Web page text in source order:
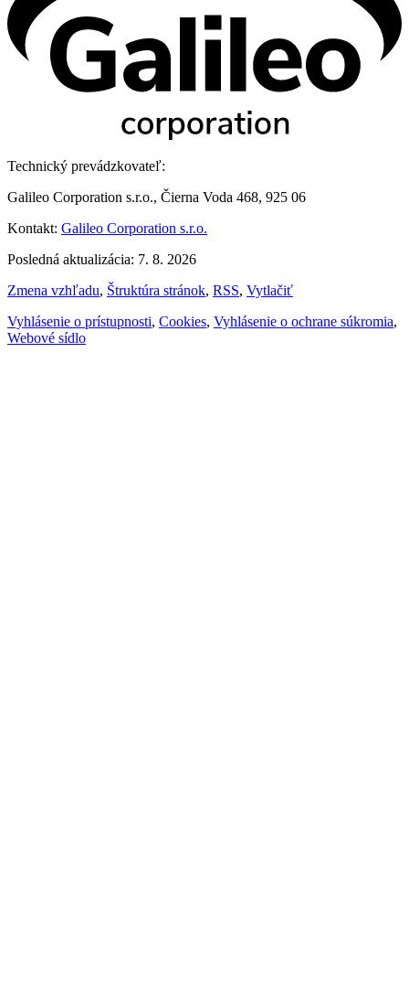
Technický prevádzkovateľ:
Galileo Corporation s.r.o., Čierna Voda 468, 925 06
Kontakt: Galileo Corporation s.r.o.
Posledná aktualizácia: 7. 8. 2026
Zmena vzhľadu, Štruktúra stránok, RSS, Vytlačiť
Vyhlásenie o prístupnosti, Cookies, Vyhlásenie o ochrane súkromia,
Webové sídlo